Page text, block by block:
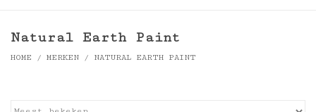
Natural Earth Paint
HOME / MERKEN / NATURAL EARTH PAINT